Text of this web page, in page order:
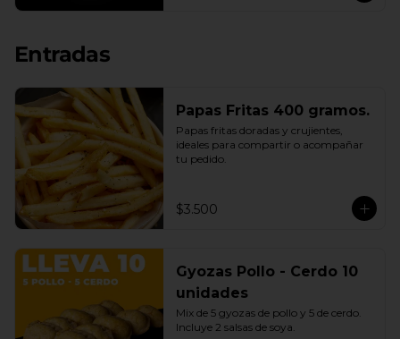
Entradas
Papas Fritas 400 gramos.
Papas fritas doradas y crujientes,
ideales para compartir o acompañar
tu pedido.
$3.500
Gyozas Pollo - Cerdo 10
unidades
Mix de 5 gyozas de pollo y 5 de cerdo.
Incluye 2 salsas de soya.